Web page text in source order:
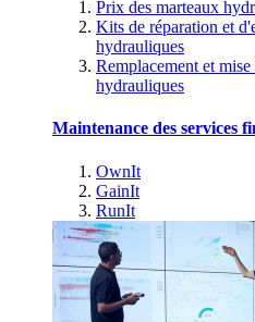
Prix des marteaux
Kits de réparation et
hydrauliques
Remplacement et
hydrauliques
Maintenance des services
OwnIt
GainIt
RunIt